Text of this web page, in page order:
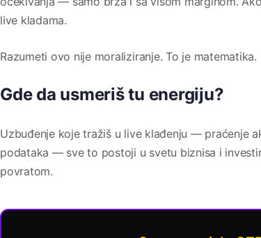
live kladama.
Razumeti ovo nije moraliziranje. To je matematika.
Gde da usmeriš tu energiju?
Uzbuđenje koje tražiš u live klađenju — praćenje
podataka — sve to postoji u svetu biznisa i
povratom.